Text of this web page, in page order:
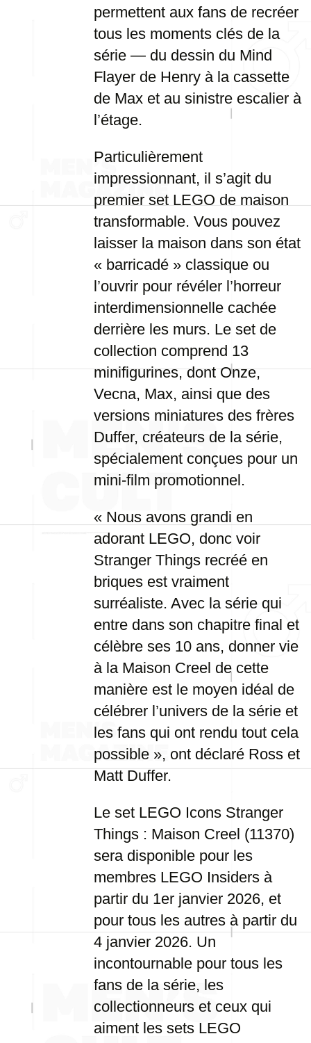
permettent aux fans de recréer
tous les moments clés de la
série — du dessin du Mind
Flayer de Henry à la cassette
de Max et au sinistre escalier à
l’étage.
Particulièrement
impressionnant, il s’agit du
premier set LEGO de maison
transformable. Vous pouvez
laisser la maison dans son état
« barricadé » classique ou
l’ouvrir pour révéler l’horreur
interdimensionnelle cachée
derrière les murs. Le set de
collection comprend 13
minifigurines, dont Onze,
Vecna, Max, ainsi que des
versions miniatures des frères
Duffer, créateurs de la série,
spécialement conçues pour un
mini-film promotionnel.
« Nous avons grandi en
adorant LEGO, donc voir
Stranger Things recréé en
briques est vraiment
surréaliste. Avec la série qui
entre dans son chapitre final et
célèbre ses 10 ans, donner vie
à la Maison Creel de cette
manière est le moyen idéal de
célébrer l’univers de la série et
les fans qui ont rendu tout cela
possible », ont déclaré Ross et
Matt Duffer.
Le set LEGO Icons Stranger
Things : Maison Creel (11370)
sera disponible pour les
membres LEGO Insiders à
partir du 1er janvier 2026, et
pour tous les autres à partir du
4 janvier 2026. Un
incontournable pour tous les
fans de la série, les
collectionneurs et ceux qui
aiment les sets LEGO